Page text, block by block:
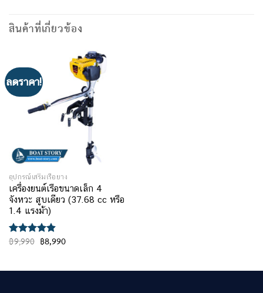
สินค้าที่เกี่ยวข้อง
ลดราคา!
อุปกรณ์เสริมเรือยาง
เครื่องยนต์เรือขนาดเล็ก 4
จังหวะ สูบเดียว (37.68 cc หรือ
1.4 แรงม้า)
ให้คะแนน
คะแนน
฿9,990 Original
price
฿9,990.
฿8,990Current
฿8,990.